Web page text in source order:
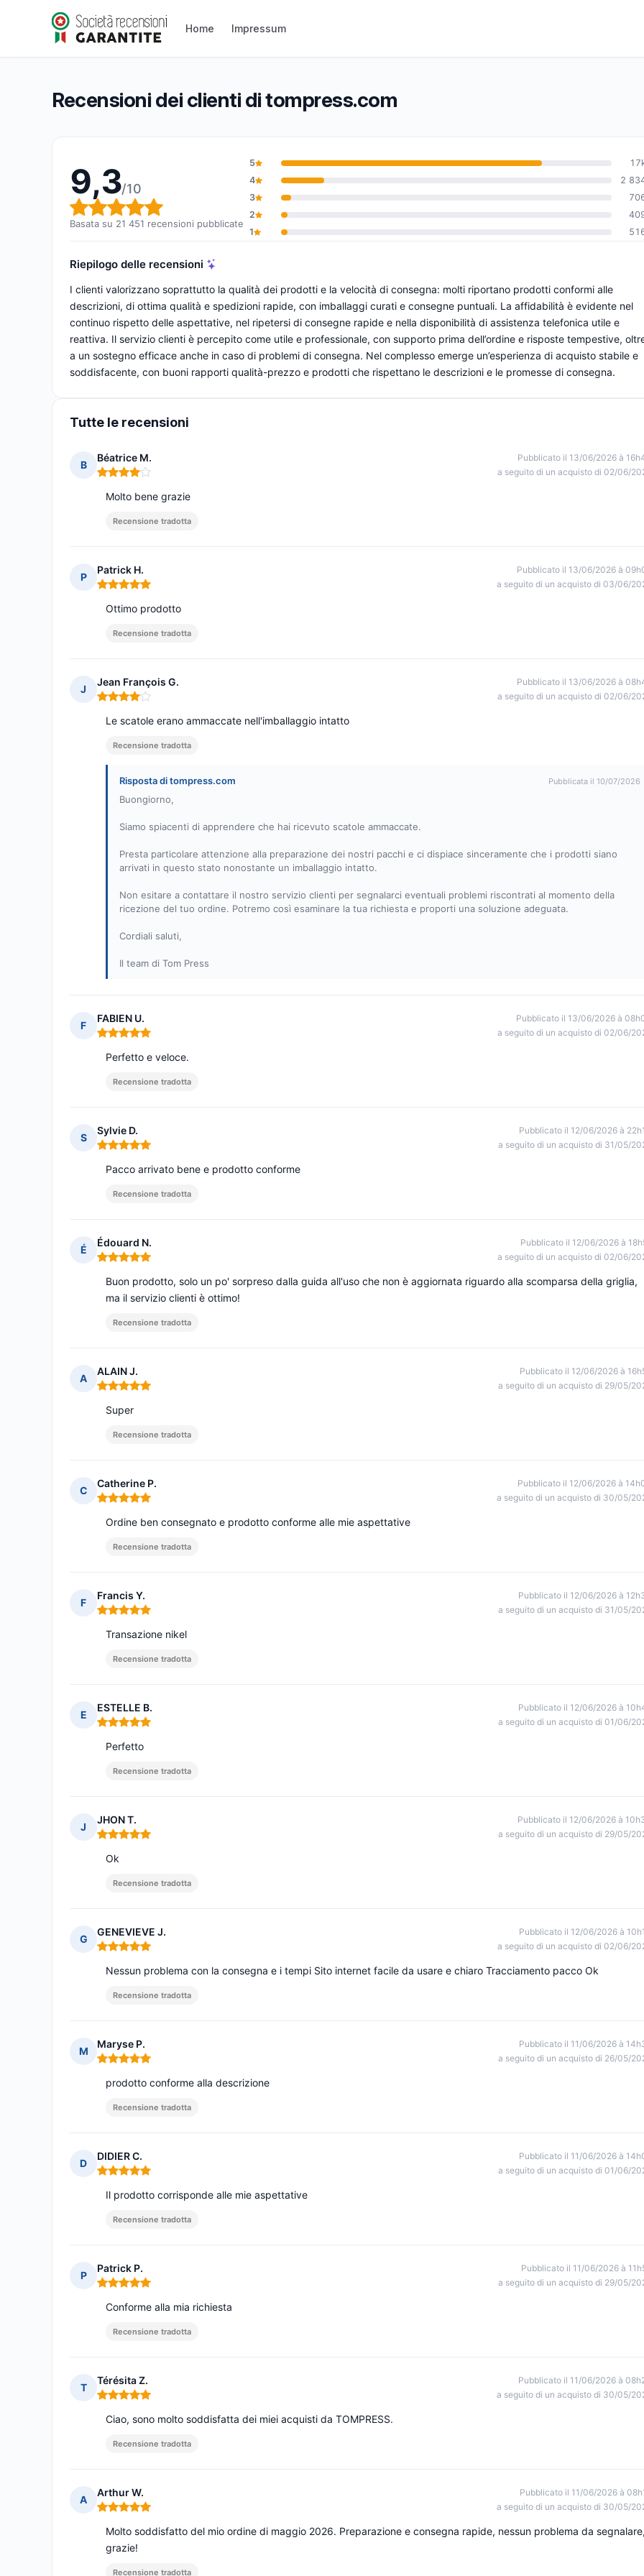
Home Impressum
tompress.com
Valutazione globale: 9,3 su 10
9,3/10(21 451 recensioni)
Recensioni dei clienti di tompress.com
9,3/10
Valutazione globale: 9,3 su 10
Basata su 21 451 recensioni pubblicate
5
4
2
3
2
1
Riepilogo delle recensioni
I clienti valorizzano soprattutto la qualità dei prodotti e la velocità di consegna: molti riportano prodotti conformi alle
descrizioni, di ottima qualità e spedizioni rapide, con imballaggi curati e consegne puntuali. La affidabilità è evidente nel
continuo rispetto delle aspettative, nel ripetersi di consegne rapide e nella disponibilità di assistenza telefonica utile e
reattiva. Il servizio clienti è percepito come utile e professionale, con supporto prima dell’ordine e risposte tempestive,
a un sostegno efficace anche in caso di problemi di consegna. Nel complesso emerge un’esperienza di acquisto stabile e
soddisfacente, con buoni rapporti qualità-prezzo e prodotti che rispettano le descrizioni e le promesse di consegna.
Tutte le recensioni
B
Béatrice M.
Nota: 4 su 5
Pubblicato il 13/06/2026 à
a seguito di un acquisto di 02/06/
Molto bene grazie
Recensione tradotta
P
Patrick H.
Nota: 5 su 5
Pubblicato il 13/06/2026 à
a seguito di un acquisto di 03/06/
Ottimo prodotto
Recensione tradotta
J
Jean François G.
Nota: 4 su 5
Pubblicato il 13/06/2026 à
a seguito di un acquisto di 02/06/
Le scatole erano ammaccate nell'imballaggio intatto
Recensione tradotta
Risposta di tompress.com Pubblicata il 10/07/2026
Buongiorno,
Siamo spiacenti di apprendere che hai ricevuto scatole ammaccate.
Presta particolare attenzione alla preparazione dei nostri pacchi e ci dispiace sinceramente che i prodotti siano
arrivati in questo stato nonostante un imballaggio intatto.
Non esitare a contattare il nostro servizio clienti per segnalarci eventuali problemi riscontrati al momento della
ricezione del tuo ordine. Potremo così esaminare la tua richiesta e proporti una soluzione adeguata.
Cordiali saluti,
Il team di Tom Press
F
FABIEN U.
Nota: 5 su 5
Pubblicato il 13/06/2026 à
a seguito di un acquisto di 02/06/
Perfetto e veloce.
Recensione tradotta
S
Sylvie D.
Nota: 5 su 5
Pubblicato il 12/06/2026 à
a seguito di un acquisto di 31/05/
Pacco arrivato bene e prodotto conforme
Recensione tradotta
É
Édouard N.
Nota: 5 su 5
Pubblicato il 12/06/2026 à
a seguito di un acquisto di 02/06/
Buon prodotto, solo un po' sorpreso dalla guida all'uso che non è aggiornata riguardo alla scomparsa della griglia,
ma il servizio clienti è ottimo!
Recensione tradotta
A
ALAIN J.
Nota: 5 su 5
Pubblicato il 12/06/2026 à
a seguito di un acquisto di 29/05/
Super
Recensione tradotta
C
Catherine P.
Nota: 5 su 5
Pubblicato il 12/06/2026 à
a seguito di un acquisto di 30/05/
Ordine ben consegnato e prodotto conforme alle mie aspettative
Recensione tradotta
F
Francis Y.
Nota: 5 su 5
Pubblicato il 12/06/2026 à
a seguito di un acquisto di 31/05/
Transazione nikel
Recensione tradotta
E
ESTELLE B.
Nota: 5 su 5
Pubblicato il 12/06/2026 à
a seguito di un acquisto di 01/06/
Perfetto
Recensione tradotta
J
JHON T.
Nota: 5 su 5
Pubblicato il 12/06/2026 à
a seguito di un acquisto di 29/05/
Ok
Recensione tradotta
G
GENEVIEVE J.
Nota: 5 su 5
Pubblicato il 12/06/2026 à
a seguito di un acquisto di 02/06/
Nessun problema con la consegna e i tempi Sito internet facile da usare e chiaro Tracciamento pacco Ok
Recensione tradotta
M
Maryse P.
Nota: 5 su 5
Pubblicato il 11/06/2026 à
a seguito di un acquisto di 26/05/
prodotto conforme alla descrizione
Recensione tradotta
D
DIDIER C.
Nota: 5 su 5
Pubblicato il 11/06/2026 à
a seguito di un acquisto di 01/06/
Il prodotto corrisponde alle mie aspettative
Recensione tradotta
P
Patrick P.
Nota: 5 su 5
Pubblicato il 11/06/2026 à
a seguito di un acquisto di 29/05/
Conforme alla mia richiesta
Recensione tradotta
T
Térésita Z.
Nota: 5 su 5
Pubblicato il 11/06/2026 à
a seguito di un acquisto di 30/05/
Ciao, sono molto soddisfatta dei miei acquisti da TOMPRESS.
Recensione tradotta
A
Arthur W.
Nota: 5 su 5
Pubblicato il 11/06/2026 à
a seguito di un acquisto di 30/05/
Molto soddisfatto del mio ordine di maggio 2026. Preparazione e consegna rapide, nessun problema da segnalare,
grazie!
Recensione tradotta